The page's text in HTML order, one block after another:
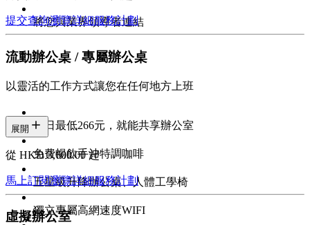
將您與業界領導者連結
提交查詢瀏覽詳細服務計劃
流動辦公桌 / 專屬辦公桌
以靈活的工作方式讓您在任何地方上班
每日最低266元，就能共享辦公室
免費暢飲手沖特調咖啡
五星級升降辦公桌、人體工學椅
獨立專屬高網速度WIFI
展開
從 HKD 3,600.00 起
馬上訂閱瀏覽詳細服務計劃
虛擬辦公室